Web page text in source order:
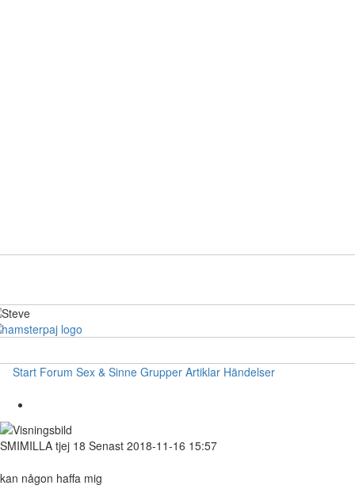
Start Forum Sex & Sinne Grupper Artiklar Händelser
SMIMILLA tjej 18 Senast 2018-11-16 15:57
kan någon haffa mig